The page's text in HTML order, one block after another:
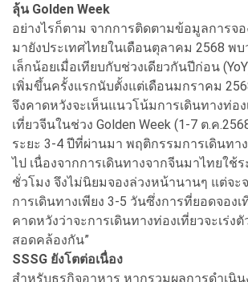
ลุ้น Golden Week
อย่างไรก็ตาม จากการติดตามข้อมูลการจ
มายังประเทศไทยในเดือนตุลาคม 2568 พ
เล็กน้อยเมื่อเทียบกับช่วงเดียวกันปีก่อน
เพิ่มขึ้นครั้งแรกนับตั้งแต่เดือนมกราคม
จึงคาดหวังจะเห็นแนวโน้มการเดินทางท่อ
เที่ยวจีนในช่วง Golden Week (1-7 ต.ค
ระยะ 3-4 ปีที่ผ่านมา พฤติกรรมการเดินทา
ไป เนื่องจากการเดินทางจากจีนมาไทยใช้ร
ชั่วโมง จึงไม่นิยมจองล่วงหน้านานๆ แต่จะ
การเดินทางเพียง 3-5 วันซึ่งการที่ยอดจอง
คาดหวังว่าจะการเดินทางท่องเที่ยวจะเร่ง
สอดคล้องกัน”
SSSG ยังโตต่อเนื่อง
สำหรับธุรกิจอาหาร หากรวมผลการดำเนิ